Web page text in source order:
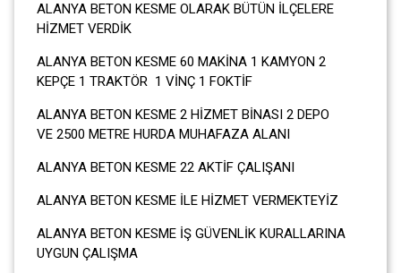
ALANYA BETON KESME OLARAK BÜTÜN İLÇELERE
HİZMET VERDİK
ALANYA BETON KESME 60 MAKİNA 1 KAMYON 2
KEPÇE 1 TRAKTÖR 1 VİNÇ 1 FOKTİF
ALANYA BETON KESME 2 HİZMET BİNASI 2 DEPO
VE 2500 METRE HURDA MUHAFAZA ALANI
ALANYA BETON KESME 22 AKTİF ÇALIŞANI
ALANYA BETON KESME İLE HİZMET VERMEKTEYİZ
ALANYA BETON KESME İŞ GÜVENLİK KURALLARINA
UYGUN ÇALIŞMA